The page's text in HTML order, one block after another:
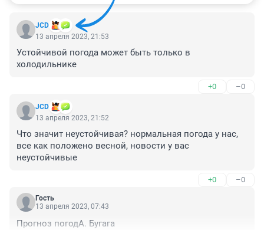
JCD
13 апреля 2023, 21:53
Устойчивой погода может быть только в
холодильнике
+0 –0
JCD
13 апреля 2023, 21:52
Что значит неустойчивая? нормальная погода у нас,
все как положено весной, новости у вас
неустойчивые
+0 –0
Гость
13 апреля 2023, 07:43
Прогноз погодА. Бугага